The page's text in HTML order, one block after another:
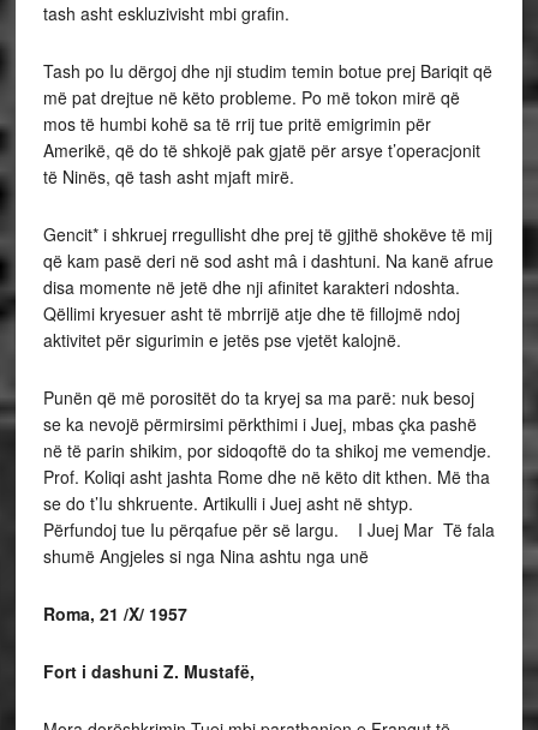
tash asht eskluzivisht mbi grafin.
Tash po Iu dërgoj dhe nji studim temin botue prej Bariqit që
më pat drejtue në këto probleme. Po më tokon mirë që
mos të humbi kohë sa të rrij tue pritë emigrimin për
Amerikë, që do të shkojë pak gjatë për arsye t’operacjonit
të Ninës, që tash asht mjaft mirë.
Gencit* i shkruej rregullisht dhe prej të gjithë shokëve të mij
që kam pasë deri në sod asht mâ i dashtuni. Na kanë afrue
disa momente në jetë dhe nji afinitet karakteri ndoshta.
Qëllimi kryesuer asht të mbrrijë atje dhe të fillojmë ndoj
aktivitet për sigurimin e jetës pse vjetët kalojnë.
Punën që më porositët do ta kryej sa ma parë: nuk besoj
se ka nevojë përmirsimi përkthimi i Juej, mbas çka pashë
në të parin shikim, por sidoqoftë do ta shikoj me vemendje.
Prof. Koliqi asht jashta Rome dhe në këto dit kthen. Më tha
se do t’Iu shkruente. Artikulli i Juej asht në shtyp.
Përfundoj tue Iu përqafue për së largu. I Juej Mar Të fala
shumë Angjeles si nga Nina ashtu nga unë
Roma, 21 /X/ 1957
Fort i dashuni Z. Mustafë,